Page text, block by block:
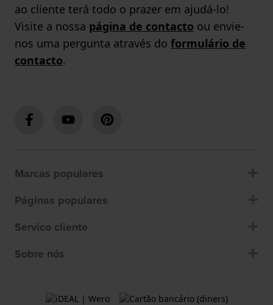
ao cliente terá todo o prazer em ajudá-lo!
Visite a nossa página de contacto ou envie-
nos uma pergunta através do formulário de
contacto.
Marcas populares
Páginas populares
Servico cliente
Sobre nós